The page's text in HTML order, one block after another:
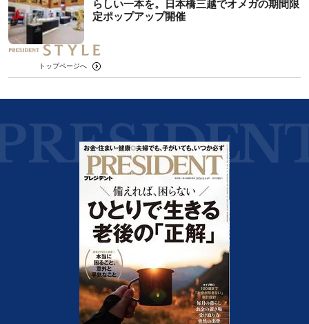
らしい一本を。日本橋三越でオメガの期間限
定ポップアップ開催
トップページへ